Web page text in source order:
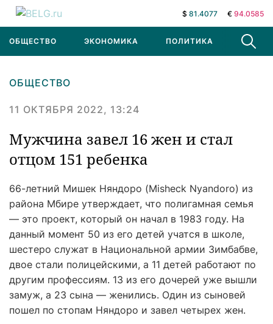
$ 81.4077 € 94.0585
ОБЩЕСТВО ЭКОНОМИКА ПОЛИТИКА В МИРЕ
ОБЩЕСТВО
11 ОКТЯБРЯ 2022, 13:24
Мужчина завел 16 жен и стал
отцом 151 ребенка
66-летний Мишек Няндоро (Misheck Nyandoro) из
района Мбире утверждает, что полигамная семья
— это проект, который он начал в 1983 году. На
данный момент 50 из его детей учатся в школе,
шестеро служат в Национальной армии Зимбабве,
двое стали полицейскими, а 11 детей работают по
другим профессиям. 13 из его дочерей уже вышли
замуж, а 23 сына — женились. Один из сыновей
пошел по стопам Няндоро и завел четырех жен.